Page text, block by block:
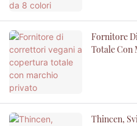
Fornitore
Totale Con
Thincen,